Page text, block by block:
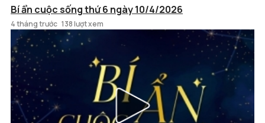
Bí ẩn cuộc sống thứ 6 ngày 10/4/2026
4 tháng trước 138 lượt xem